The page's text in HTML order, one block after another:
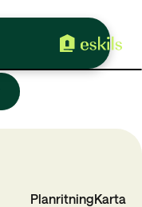
PlanritningKarta